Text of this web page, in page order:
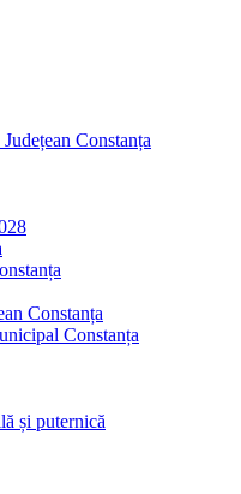
Constanța
Constanța
Constanța
și puternică